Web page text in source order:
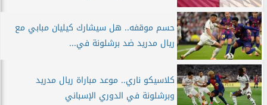
حسم موقفه.. هل سيشارك كيليان مبابي مع
ريال مدريد ضد برشلونة في...
كلاسيكو ناري.. موعد مباراة ريال مدريد
وبرشلونة في الدوري الإسباني